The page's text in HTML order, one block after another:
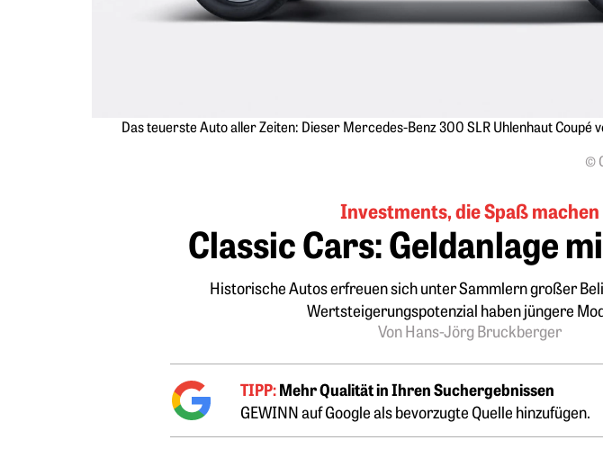
Das teuerste Auto aller Zeiten: Dieser Mercedes-Benz 300 SLR Uhlenhaut Coupé
©
Investments, die Spaß machen
Classic Cars: Geldanlage
Historische Autos erfreuen sich unter Sammlern großer
Wertsteigerungspotenzial haben jüngere
Von Hans-Jörg Bruckberger
TIPP:Mehr Qualität in Ihren Suchergebnissen
GEWINN auf Google als bevorzugte Quelle hinzufügen.